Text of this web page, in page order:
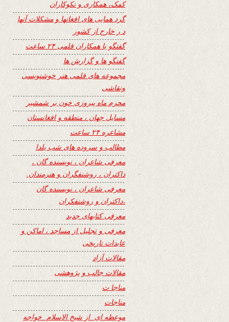
کمک، همکاری و نکوکاران
گرد همایی های افغانها و مشکلات آنها
د ر خارج از کشور
گفتگو با همکاران قلمی ۲۴ ساعت
گفتگو ها و گزارش ها
مجموعه های قلمی هنر خوشنویسی
ونقاشی
محرم ماه پیروزی خون بر شمشیر
مسایل جهان ، منطقه و افغانستان
مشاعره ۲۴ ساعت
مطالب و سروده های شب یلدا
معرفی شاعران ، نویسنده گان ،
داکتران ، روشنفگران و هنرمندان.
معرفی شاعران ، نویسنده گان
،داکتران و روشنفکران
معرفی کتابهای جدید
معرفی و تجلیل از مساجد ، اماکن و
عابدات تاریخی
مقالات آزاد
مقالات جالب و پژوهشی
مناجا ت
مناجات
موعظه ای از شیخ الاسلام خواجه